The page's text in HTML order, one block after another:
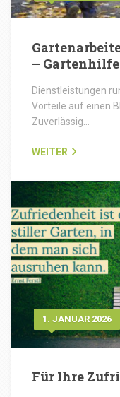
– Gartenhilfe
Dienstleistungen
Vorteile auf einen
Zuverlässig…
WEITER
1. JANUAR 2026
Für Ihre